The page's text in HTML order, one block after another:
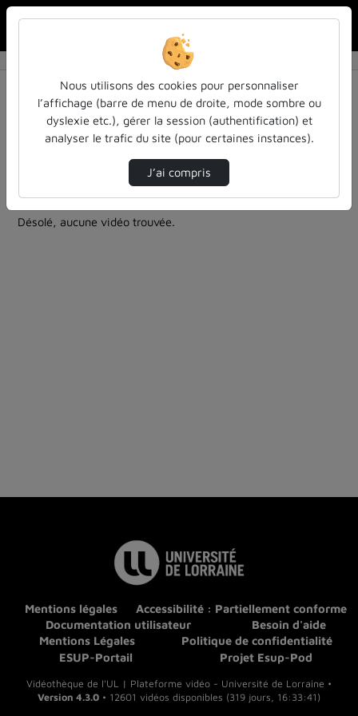
Résultats de la recherche
Filtres actifs (cliquer pour en retirer) :
education
inspe enseignement
inspe
spectacles-et-expositions
1 vidéo trouvée
Désolé, aucune vidéo trouvée.
Mentions légales
Accessibilité : Partiellement conforme
Documentation utilisateur
Besoin d'aide
Mentions Légales
Politique de confidentialité
ESUP-Portail
Projet Esup-Pod
Vidéothèque de l'UL | Plateforme vidéo - Université de Lorraine •
Version 4.3.0 • 12601 vidéos disponibles (319 jours, 16:33:41)
Nous utilisons des cookies pour personnaliser
l’affichage (barre de menu de droite, mode sombre ou
dyslexie etc.), gérer la session (authentification) et
analyser le trafic du site (pour certaines instances).
J’ai compris